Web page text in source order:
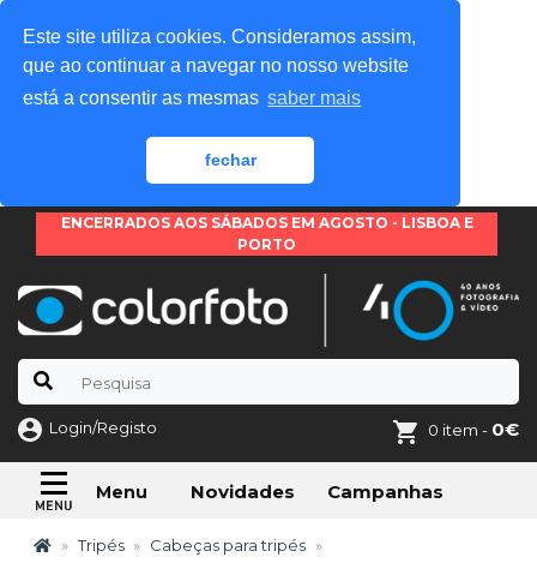
Este site utiliza cookies. Consideramos assim,
que ao continuar a navegar no nosso website
está a consentir as mesmas saber mais
fechar
ENCERRADOS AOS SÁBADOS EM AGOSTO - LISBOA E
PORTO
Login/Registo 0 item - 0€
Menu Novidades Campanhas
Tripés Cabeças para tripés